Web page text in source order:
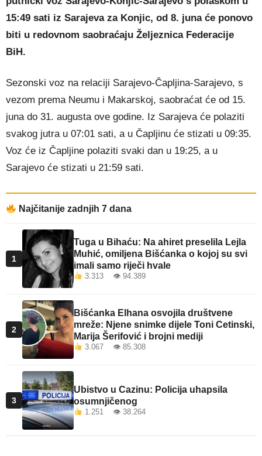
15:49 sati iz Sarajeva za Konjic, od 8. juna će ponovo
biti u redovnom saobraćaju Željeznica Federacije
BiH.
Sezonski voz na relaciji Sarajevo-Čapljina-Sarajevo, s
vezom prema Neumu i Makarskoj, saobraćat će od 15.
juna do 31. augusta ove godine. Iz Sarajeva će polaziti
svakog jutra u 07:01 sati, a u Čapljinu će stizati u 09:35.
Voz će iz Čapljine polaziti svaki dan u 19:25, a u
Sarajevo će stizati u 21:59 sati.
Najčitanije zadnjih 7 dana
1
Tuga u Bihaću: Na ahiret preselila Lejla
Muhić, omiljena Bišćanka o kojoj su svi
imali samo riječi hvale
3.313 👁 94.389
2
Bišćanka Elhana osvojila društvene
mreže: Njene snimke dijele Toni Cetinski,
Marija Šerifović i brojni mediji
3.067 👁 85.308
3
Ubistvo u Cazinu: Policija uhapsila
osumnjičenog
1.251 👁 38.264